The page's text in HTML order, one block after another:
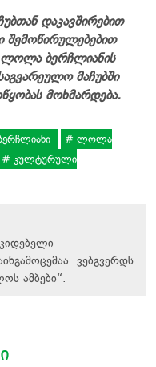
დაკავშირებით
შემოწირულებებით
ლოლა ბერჩლიანის
მაჩუბში
მოხმარდება.
ლოლა
კულტურული
ვებგვერდს
ამბები“.